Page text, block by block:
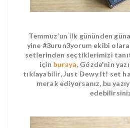
Temmuz'un ilk gününden
yine #3urun3yorum ekibi
setlerinden seçtiklerimizi
için buraya, Gözde'nin
tıklayabilir, Just Dewy It! set
merak ediyorsanız, bu